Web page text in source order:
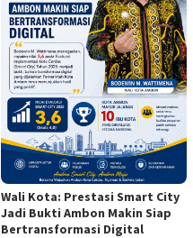
Wali Kota: Prestasi Smart City
Jadi Bukti Ambon Makin Siap
Bertransformasi Digital